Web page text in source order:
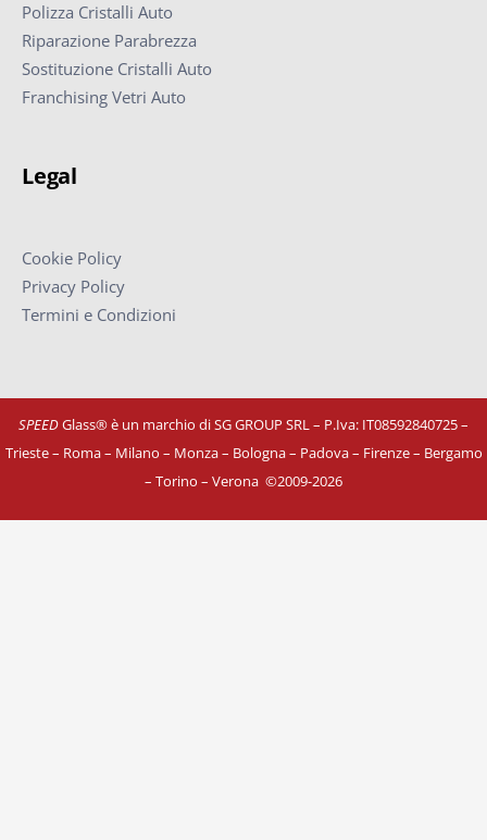
Polizza Cristalli Auto
Riparazione Parabrezza
Sostituzione Cristalli Auto
Franchising Vetri Auto
Legal
Cookie Policy
Privacy Policy
Termini e Condizioni
SPEEDGlass® è un marchio di SG GROUP SRL – P.Iva: IT08592840725–
Trieste – Roma – Milano – Monza – Bologna – Padova – Firenze – Bergamo
– Torino – Verona ©2009-2026